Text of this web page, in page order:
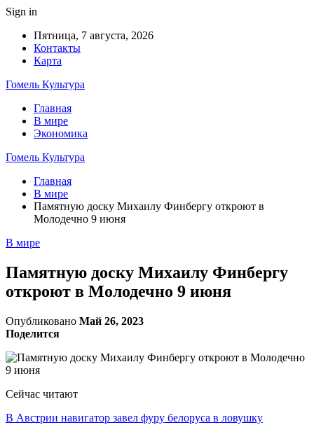
Sign in
Пятница, 7 августа, 2026
Контакты
Карта
Гомель Культура
Главная
В мире
Экономика
Гомель Культура
Главная
В мире
Памятную доску Михаилу Финбергу откроют в
Молодечно 9 июня
В мире
Памятную доску Михаилу Финбергу
откроют в Молодечно 9 июня
Опубликовано Май 26, 2023
Поделится
Сейчас читают
В Австрии навигатор завел фуру белоруса в ловушку